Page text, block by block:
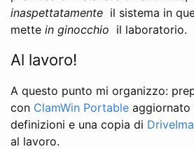
inaspettatamente il sistema in
mette in ginocchio il laboratorio.
Al lavoro!
A questo punto mi organizzo:
con ClamWin Portable aggiornato
definizioni e una copia di
al lavoro.